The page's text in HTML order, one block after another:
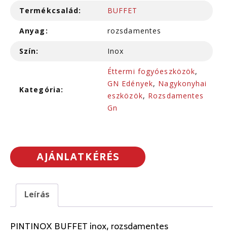
Termékcsalád: BUFFET
Anyag: rozsdamentes
Szín: Inox
Kategória:
Éttermi fogyóeszközök,
GN Edények, Nagykonyhai
eszközök, Rozsdamentes
Gn
AJÁNLATKÉRÉS
Leírás
PINTINOX BUFFET inox, rozsdamentes